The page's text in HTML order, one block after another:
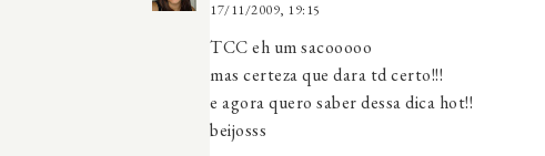
17/11/2009, 19:15
TCC eh um sacooooo
mas certeza que dara td certo!!!
e agora quero saber dessa dica hot!!
beijosss